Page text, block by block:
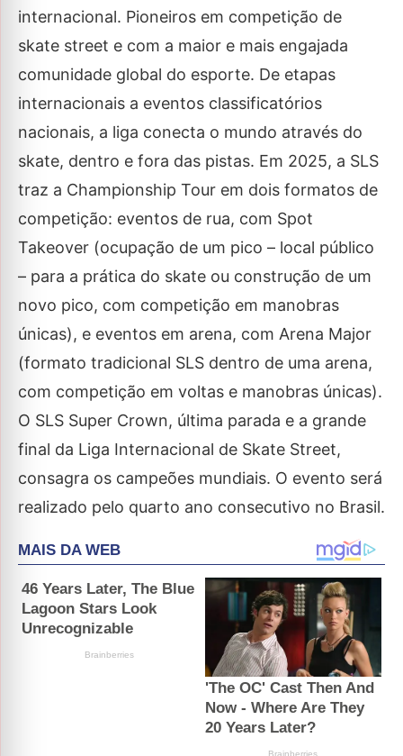
internacional. Pioneiros em competição de
skate street e com a maior e mais engajada
comunidade global do esporte. De etapas
internacionais a eventos classificatórios
nacionais, a liga conecta o mundo através do
skate, dentro e fora das pistas. Em 2025, a SLS
traz a Championship Tour em dois formatos de
competição: eventos de rua, com Spot
Takeover (ocupação de um pico – local público
– para a prática do skate ou construção de um
novo pico, com competição em manobras
únicas), e eventos em arena, com Arena Major
(formato tradicional SLS dentro de uma arena,
com competição em voltas e manobras únicas).
O SLS Super Crown, última parada e a grande
final da Liga Internacional de Skate Street,
consagra os campeões mundiais. O evento será
realizado pelo quarto ano consecutivo no Brasil.